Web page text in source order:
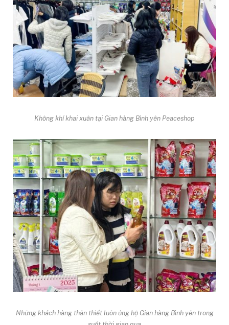
Không khí khai xuân tại Gian hàng Bình yên Peaceshop
Những khách hàng thân thiết luôn ủng hộ Gian hàng Bình yên trong